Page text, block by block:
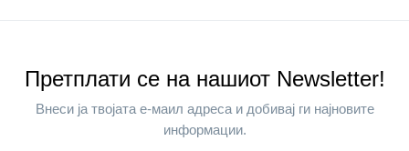
Претплати се на нашиот Newsletter!
Внеси ја твојата е-маил адреса и добивај ги најновите
информации.